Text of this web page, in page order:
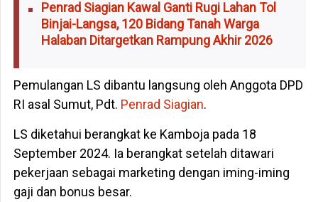
Penrad Siagian Kawal Ganti Rugi Lahan Tol
Binjai-Langsa, 120 Bidang Tanah Warga
Halaban Ditargetkan Rampung Akhir 2026
Pemulangan LS dibantu langsung oleh Anggota DPD
RI asal Sumut, Pdt. Penrad Siagian.
LS diketahui berangkat ke Kamboja pada 18
September 2024. Ia berangkat setelah ditawari
pekerjaan sebagai marketing dengan iming-iming
gaji dan bonus besar.